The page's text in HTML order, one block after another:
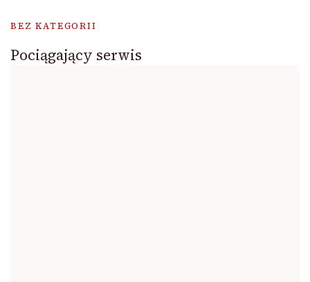
BEZ KATEGORII
Pociągający serwis